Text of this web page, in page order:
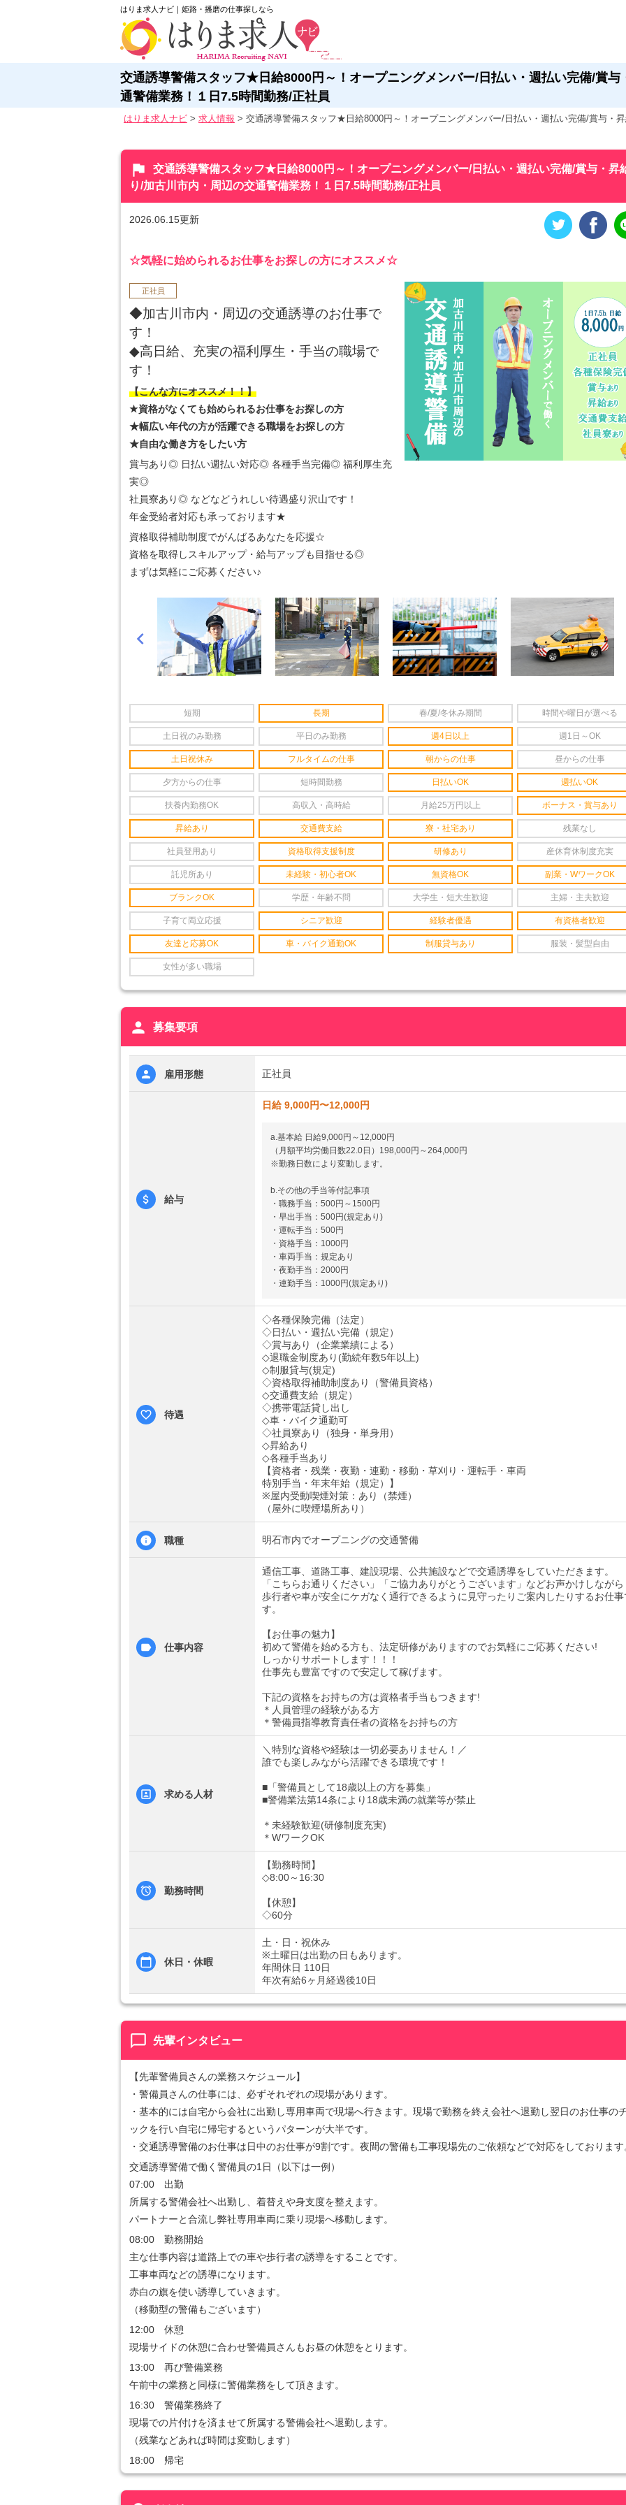
はりま求人ナビ｜姫路・播磨の仕事探しなら
交通誘導警備スタッフ★日給8000円～！オープニングメンバー/日払い・週払い完備/賞与
通警備業務！１日7.5時間勤務/正社員
はりま求人ナビ > 求人情報 > 交通誘導警備スタッフ★日給8000円～！オープニングメンバー/日払い・週払い完備/賞与・
flag
交通誘導警備スタッフ★日給8000円～！オープニングメンバー/日払い・週払い完備/賞与・昇
り/加古川市内・周辺の交通警備業務！１日7.5時間勤務/正社員
2026.06.15更新
☆気軽に始められるお仕事をお探しの方にオススメ☆
正社員
◆加古川市内・周辺の交通誘導のお仕事で
す！
◆高日給、充実の福利厚生・手当の職場で
す！
【こんな方にオススメ！！】
★資格がなくても始められるお仕事をお探しの方
★幅広い年代の方が活躍できる職場をお探しの方
★自由な働き方をしたい方
賞与あり◎ 日払い週払い対応◎ 各種手当完備◎ 福利厚生充
実◎
社員寮あり◎ などなどうれしい待遇盛り沢山です！
年金受給者対応も承っております★
資格取得補助制度でがんばるあなたを応援☆
資格を取得しスキルアップ・給与アップも目指せる◎
まずは気軽にご応募ください♪

短期 長期 春/夏/冬休み期間 時間や曜日が選べる
土日祝のみ勤務 平日のみ勤務 週4日以上 週1日～OK
土日祝休み フルタイムの仕事 朝からの仕事 昼からの仕事
夕方からの仕事 短時間勤務 日払いOK 週払いOK
扶養内勤務OK 高収入・高時給 月給25万円以上 ボーナス・賞与あり
昇給あり 交通費支給 寮・社宅あり 残業なし
社員登用あり 資格取得支援制度 研修あり 産休育休制度充実
託児所あり 未経験・初心者OK 無資格OK 副業・WワークOK
ブランクOK 学歴・年齢不問 大学生・短大生歓迎 主婦・主夫歓迎
子育て両立応援 シニア歓迎 経験者優遇 有資格者歓迎
友達と応募OK 車・バイク通勤OK 制服貸与あり 服装・髪型自由
女性が多い職場
person 募集要項
雇用形態 正社員
給与
日給 9,000円〜12,000円
a.基本給 日給9,000円～12,000円
（月額平均労働日数22.0日）198,000円～264,000円
※勤務日数により変動します。
b.その他の手当等付記事項
・職務手当：500円～1500円
・早出手当：500円(規定あり)
・運転手当：500円
・資格手当：1000円
・車両手当：規定あり
・夜勤手当：2000円
・連勤手当：1000円(規定あり)
待遇
◇各種保険完備（法定）
◇日払い・週払い完備（規定）
◇賞与あり（企業業績による）
◇退職金制度あり(勤続年数5年以上)
◇制服貸与(規定)
◇資格取得補助制度あり（警備員資格）
◇交通費支給（規定）
◇携帯電話貸し出し
◇車・バイク通勤可
◇社員寮あり（独身・単身用）
◇昇給あり
◇各種手当あり
【資格者・残業・夜勤・連勤・移動・草刈り・運転手・車両
特別手当・年末年始（規定）】
※屋内受動喫煙対策：あり（禁煙）
（屋外に喫煙場所あり）
職種 明石市内でオープニングの交通警備
仕事内容
通信工事、道路工事、建設現場、公共施設などで交通誘導をしていただきます。
「こちらお通りください」「ご協力ありがとうございます」などお声かけしながら
歩行者や車が安全にケガなく通行できるように見守ったりご案内したりするお仕事
す。
【お仕事の魅力】
初めて警備を始める方も、法定研修がありますのでお気軽にご応募ください!
しっかりサポートします！！！
仕事先も豊富ですので安定して稼げます。
下記の資格をお持ちの方は資格者手当もつきます!
＊人員管理の経験がある方
＊警備員指導教育責任者の資格をお持ちの方
求める人材
＼特別な資格や経験は一切必要ありません！／
誰でも楽しみながら活躍できる環境です！
■「警備員として18歳以上の方を募集」
■警備業法第14条により18歳未満の就業等が禁止
＊未経験歓迎(研修制度充実)
＊WワークOK
勤務時間
【勤務時間】
◇8:00～16:30
【休憩】
◇60分
休日・休暇
土・日・祝休み
※土曜日は出勤の日もあります。
年間休日 110日
年次有給6ヶ月経過後10日
chat_bubble_outline 先輩インタビュー
【先輩警備員さんの業務スケジュール】
・警備員さんの仕事には、必ずそれぞれの現場があります。
・基本的には自宅から会社に出勤し専用車両で現場へ行きます。現場で勤務を終え会社へ退勤し翌日のお仕事の
ックを行い自宅に帰宅するというパターンが大半です。
・交通誘導警備のお仕事は日中のお仕事が9割です。夜間の警備も工事現場先のご依頼などで対応をしております
交通誘導警備で働く警備員の1日（以下は一例）
07:00 出勤
所属する警備会社へ出勤し、着替えや身支度を整えます。
パートナーと合流し弊社専用車両に乗り現場へ移動します。
08:00 勤務開始
主な仕事内容は道路上での車や歩行者の誘導をすることです。
工事車両などの誘導になります。
赤白の旗を使い誘導していきます。
（移動型の警備もございます）
12:00 休憩
現場サイドの休憩に合わせ警備員さんもお昼の休憩をとります。
13:00 再び警備業務
午前中の業務と同様に警備業務をして頂きます。
16:30 警備業務終了
現場での片付けを済ませて所属する警備会社へ退勤します。
（残業などあれば時間は変動します）
18:00 帰宅